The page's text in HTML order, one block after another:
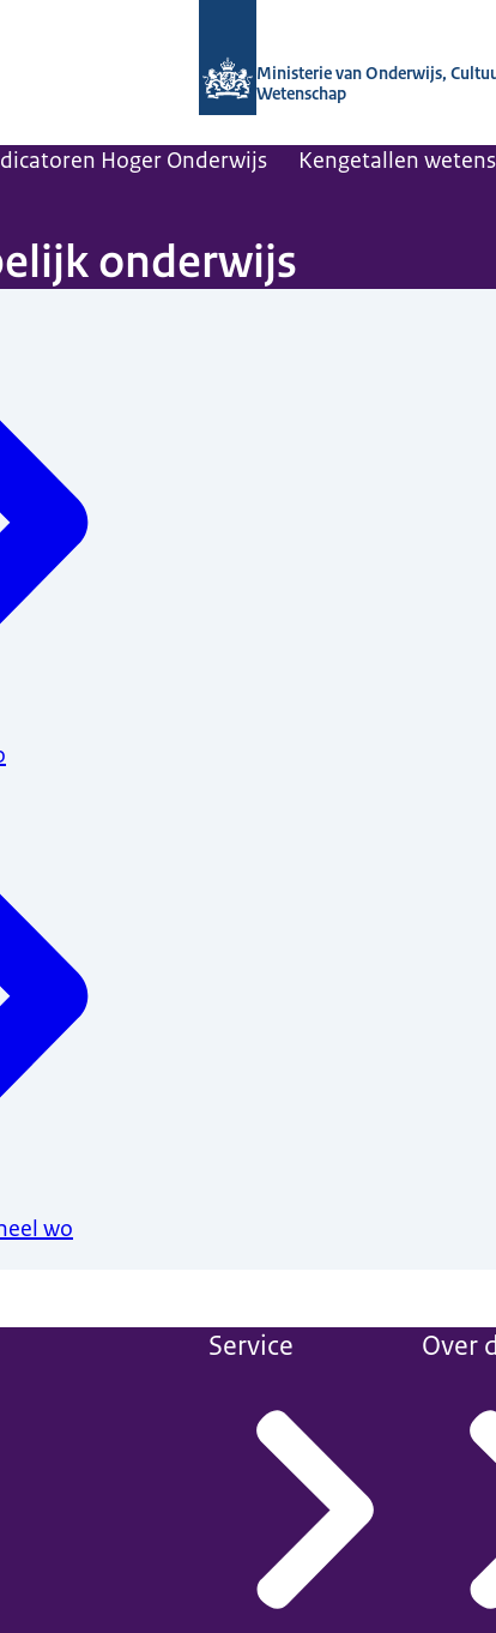
Ministerie van Onderwijs,
Wetenschap
Hoger Onderwijs Kengetallen
onderwijs
wo
Service Over